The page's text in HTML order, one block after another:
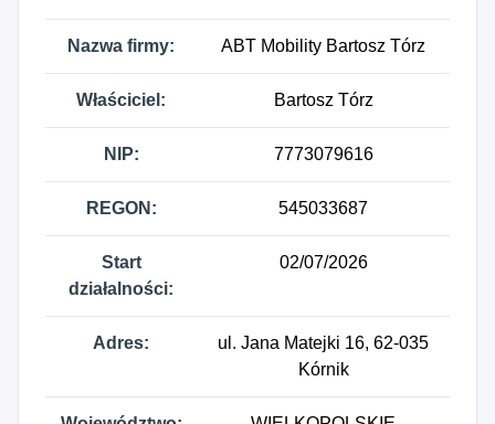
obsługą biura, włączając działalność
wspomagającą, 9531A - Naprawa mechaniczna i
serwisowa pojazdów silnikowych, z wyłączeniem
motocykli, 9531B - Naprawa blacharsko-lakiernicza
oraz konserwacja pojazdów silnikowych, z
wyłączeniem motocykli, 9532Z - Naprawa i
konserwacja motocykli.
Nazwa firmy: ABT Mobility Bartosz Tórz
Właściciel: Bartosz Tórz
NIP: 7773079616
REGON: 545033687
Start
działalności:
02/07/2026
Adres:
ul. Jana Matejki 16, 62-035
Kórnik